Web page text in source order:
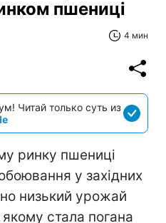
пшениці
4 мин
Читай только суть из
ринку пшениці
у західних
низький урожай
стала погана